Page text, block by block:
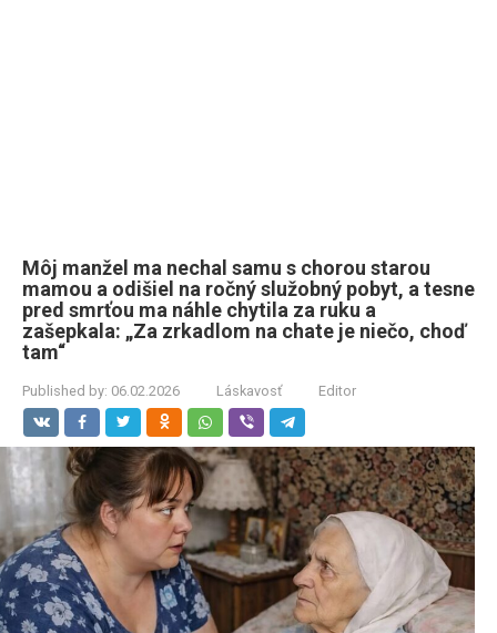
Môj manžel ma nechal samu s chorou starou
mamou a odišiel na ročný služobný pobyt, a tesne
pred smrťou ma náhle chytila za ruku a
zašepkala: „Za zrkadlom na chate je niečo, choď
tam“
Published by: 06.02.2026 Láskavosť Editor